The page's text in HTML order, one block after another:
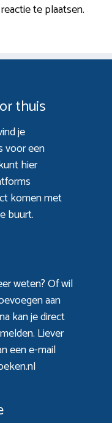
te plaatsen.
thuis
je
voor een
hier
komen met
buurt.
weten? Of wil
aan
kan je direct
Liever
een e-mail